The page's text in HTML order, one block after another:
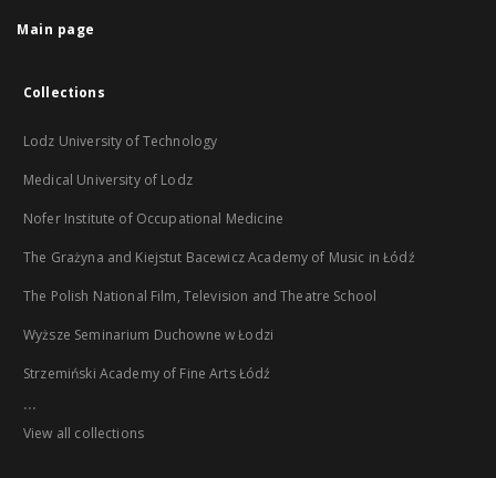
Main page
Collections
Lodz University of Technology
Medical University of Lodz
Nofer Institute of Occupational Medicine
The Grażyna and Kiejstut Bacewicz Academy of Music in Łódź
The Polish National Film, Television and Theatre School
Wyższe Seminarium Duchowne w Łodzi
Strzemiński Academy of Fine Arts Łódź
...
View all collections